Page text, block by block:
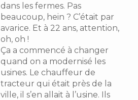
dans les fermes. Pas
beaucoup, hein ? C’était par
avarice. Et à 22 ans, attention,
oh, oh !
Ça a commencé à changer
quand on a modernisé les
usines. Le chauffeur de
tracteur qui était près de la
ville, il s’en allait à l’usine. Ils